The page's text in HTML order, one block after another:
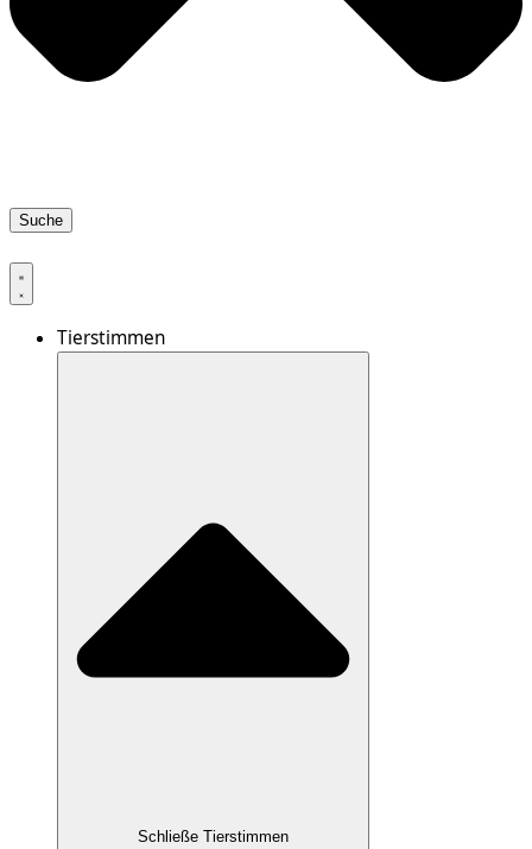
Suche
Tierstimmen
Schließe Tierstimmen